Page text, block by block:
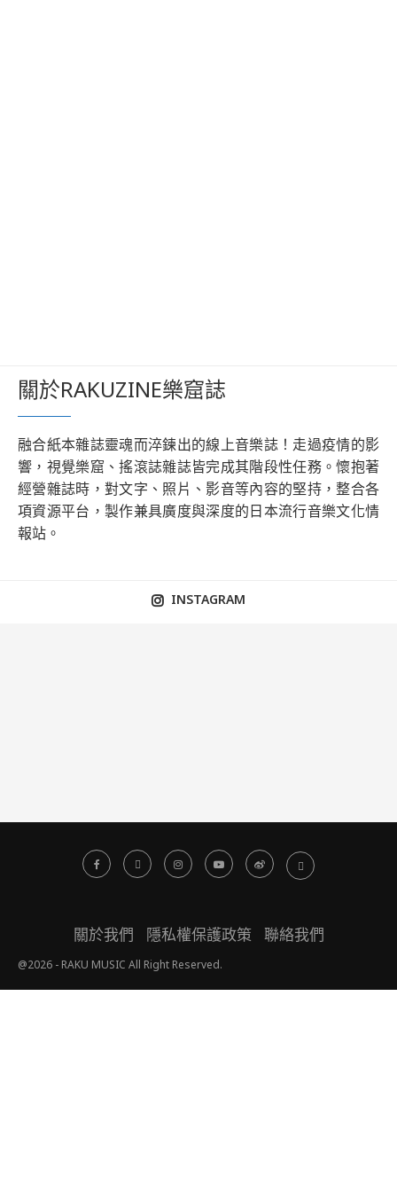
關於RAKUZINE樂窟誌
融合紙本雜誌靈魂而淬鍊出的線上音樂誌！走過疫情的影
響，視覺樂窟、搖滾誌雜誌皆完成其階段性任務。懷抱著
經營雜誌時，對文字、照片、影音等內容的堅持，整合各
項資源平台，製作兼具廣度與深度的日本流行音樂文化情
報站。
INSTAGRAM
關於我們 隱私權保護政策 聯絡我們
@2026 - RAKU MUSIC All Right Reserved.